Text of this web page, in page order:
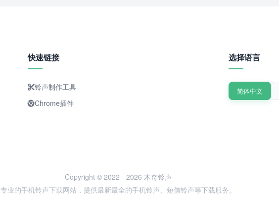
快速链接
铃声制作工具
Chrome插件
选择语言
简体中文
Copyright © 2022 - 2026 木奇铃声
专业的手机铃声下载网站，提供最新最全的手机铃声、短信铃声等下载服务。